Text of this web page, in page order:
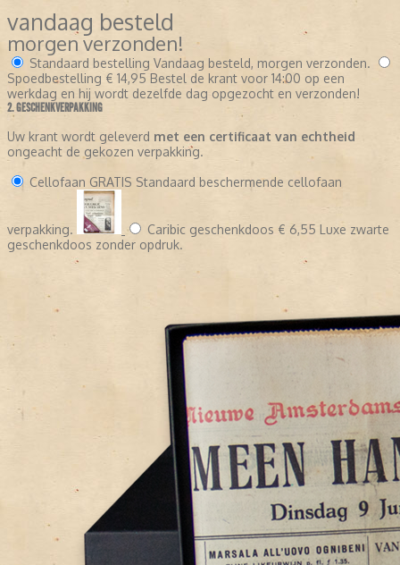
vandaag besteld
morgen verzonden!
Standaard bestelling Vandaag besteld, morgen verzonden.
Spoedbestelling € 14,95 Bestel de krant voor 14:00 op een
werkdag en hij wordt dezelfde dag opgezocht en verzonden!
2. GESCHENKVERPAKKING
Uw krant wordt geleverd met een certificaat van echtheid
ongeacht de gekozen verpakking.
Cellofaan GRATIS Standaard beschermende cellofaan
verpakking. Caribic geschenkdoos € 6,55 Luxe zwarte
geschenkdoos zonder opdruk.